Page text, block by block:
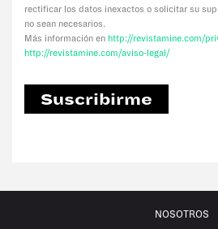
rectificar los datos inexactos o solicitar su
no sean necesarios.
Más información en http://revistamine.com/
http://revistamine.com/aviso-legal/
Suscribirme
NOSOTROS
#Charlas
#Sin filtro